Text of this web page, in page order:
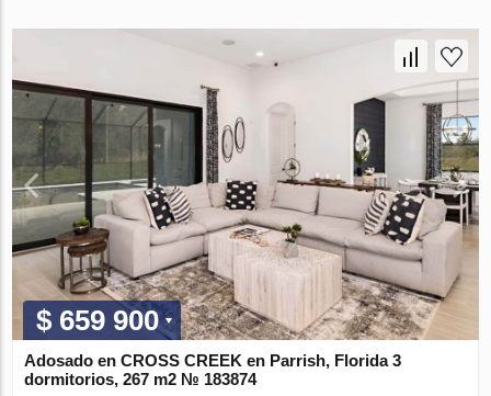
$ 659 900
Adosado en CROSS CREEK en Parrish, Florida 3
dormitorios, 267 m2 № 183874